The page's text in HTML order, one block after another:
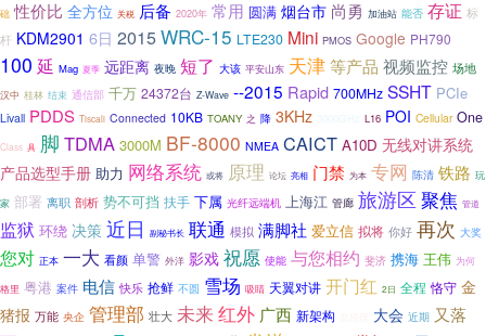
础 性价比 全方位 关税 后备 2020年 常用 圆满 烟台市 尚勇 加油站 能否 存证 标
杆 KDM2901 6日 2015WRC-15 LTE230 Mini PMOS Google PH790
100 延 Mag 夏季 远距离 夜晚 短了 大该 平安山东 天津等产品 视频监控 场地
汉中 桂林 结束 通信部 千万 24372台 Z-Wave --2015 Rapid 700MHz SSHT PCIe
Livall PDDS Tiscali Connected 10KB TOANY 之 降 3KHz L16 POI Cellular One
Class 具 脚 TDMA 3000M BF-8000 NMEA CAICT A10D 无线对讲系统
产品选型手册 助力 网络系统 或将 原理 论坛 亮相 门禁 为本 专网 陈清 铁路 玩
家 部署 离职 剖析 势不可挡 扶手 下属 光纤远端机 上海江 管廊 旅游区 聚焦 管道
监狱 环绕 决策 近日 副秘书长 联通 模拟 满脚社 爱立信 拟将 你好 再次 大奖
您对 正本 一大 看颜 单警 外洋 影戏 祝愿 使能 与您相约 斐济 携海 王伟 为何
格里 粤港 案件 电信 快乐 抢鲜 不圆 雪场 吸睛 天翼对讲 开门红 2日 全程 恪守 金
猪报 万能 央企 管理部 壮大 未来红外 广西 新架构 大会 近期 又落